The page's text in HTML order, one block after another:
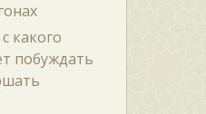
какого
побуждать